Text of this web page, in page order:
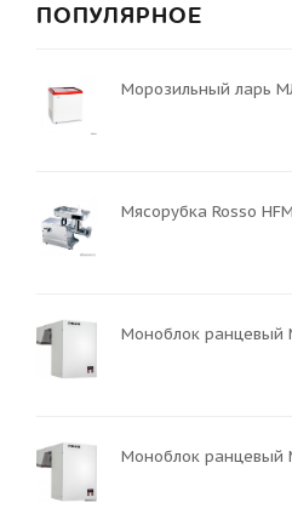
ПОПУЛЯРНОЕ
Морозильный ларь
Мясорубка Rosso
Моноблок ранцевый
Моноблок ранцевый